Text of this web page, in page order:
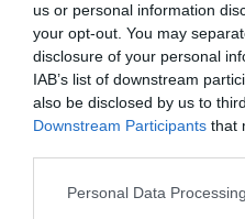
us or personal information
your opt-out. You may
disclosure of your personal
IAB’s list of downstream
also be disclosed by us to
Downstream Participants that
Personal Data
Nico777a commenté :
Supprimez les passagers